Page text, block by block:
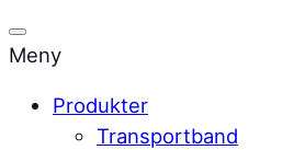
Meny
Produkter
Transportband